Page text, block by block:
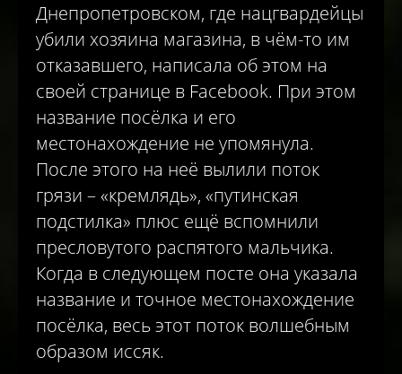
Днепропетровском, где нацгвардейцы
убили хозяина магазина, в чём-то им
отказавшего, написала об этом на
своей странице в Facebook. При этом
название посёлка и его
местонахождение не упомянула.
После этого на неё вылили поток
грязи – «кремлядь», «путинская
подстилка» плюс ещё вспомнили
пресловутого распятого мальчика.
Когда в следующем посте она указала
название и точное местонахождение
посёлка, весь этот поток волшебным
образом иссяк.